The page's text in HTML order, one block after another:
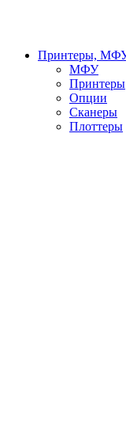
Принтеры,
МФУ
Принтеры
Опции
Сканеры
Плоттеры